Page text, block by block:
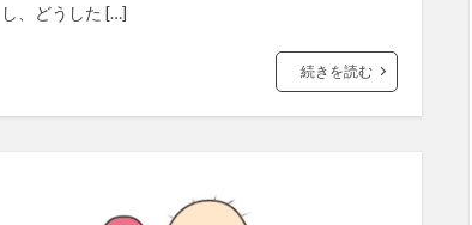
し、どうした […]
続きを読む